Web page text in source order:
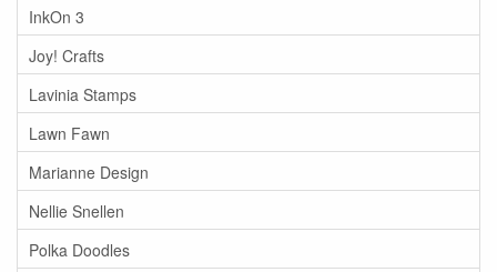
InkOn 3
Joy! Crafts
Lavinia Stamps
Lawn Fawn
Marianne Design
Nellie Snellen
Polka Doodles